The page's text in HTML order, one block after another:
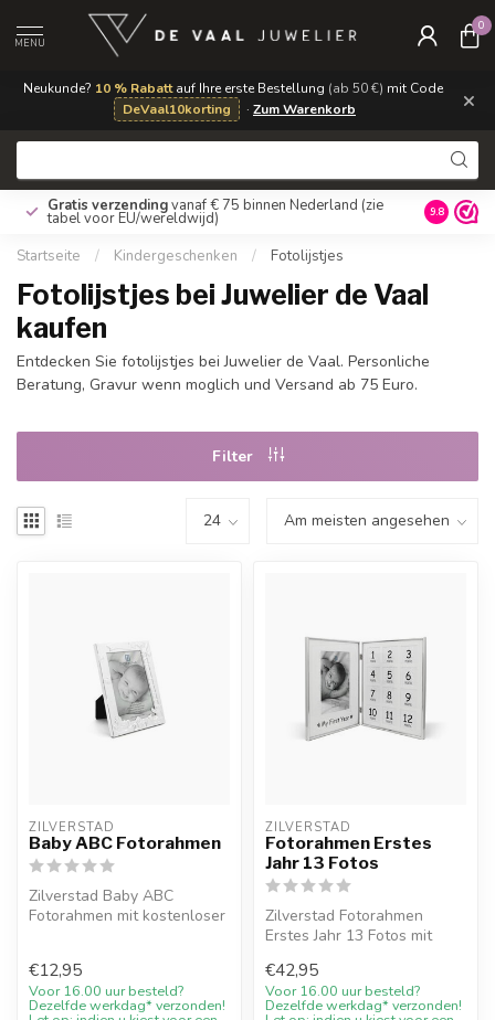
Neukunde? 10 % Rabattauf Ihre erste Bestellung (ab 50 €) mit Code
DeVaal10korting
· Zum Warenkorb ×
MENU
0
Gratis verzendingvanaf € 75 binnen Nederland (zie
tabel voor EU/wereldwijd) 9.8
Startseite / Kindergeschenken / Fotolijstjes
Fotolijstjes bei Juwelier de Vaal
kaufen
Entdecken Sie fotolijstjes bei Juwelier de Vaal. Personliche
Beratung, Gravur wenn moglich und Versand ab 75 Euro.
Filter
ZILVERSTAD
Baby ABC Fotorahmen
Zilverstad Baby ABC
Fotorahmen mit kostenloser
€12,95
Voor 16.00 uur besteld?
Dezelfde werkdag* verzonden!
ZILVERSTAD
Fotorahmen Erstes
Jahr 13 Fotos
Zilverstad Fotorahmen
Erstes Jahr 13 Fotos mit
10% Willko...
€42,95
Voor 16.00 uur besteld?
Dezelfde werkdag* verzonden!